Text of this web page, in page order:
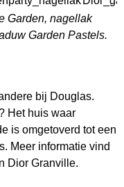
Garden, nagellak
Garden Pastels.
bij Douglas.
Het huis waar
is omgetoverd tot een
Meer informatie vind
Dior Granville.